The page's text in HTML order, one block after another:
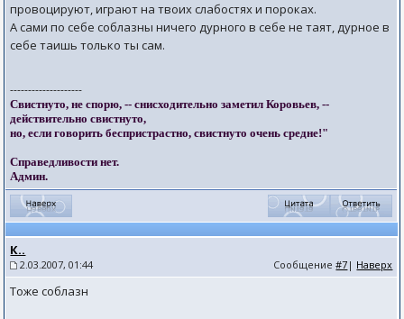
провоцируют, играют на твоих слабостях и пороках.
А сами по себе соблазны ничего дурного в себе не таят, дурное в
себе таишь только ты сам.
--------------------
Свистнуто, не спорю, -- снисходительно заметил Коровьев, --
действительно свистнуто,
но, если говорить беспристрастно, свистнуто очень средне!"
Справедливости нет.
Админ.
К..
2.03.2007, 01:44 Сообщение#7 | Наверх
Тоже соблазн